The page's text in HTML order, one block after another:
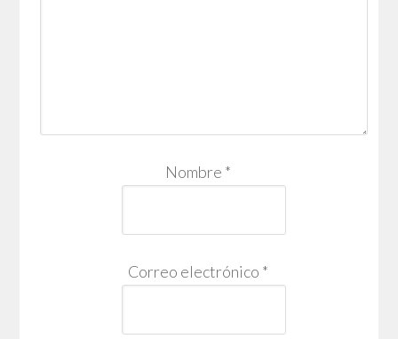
Nombre *
Correo electrónico *